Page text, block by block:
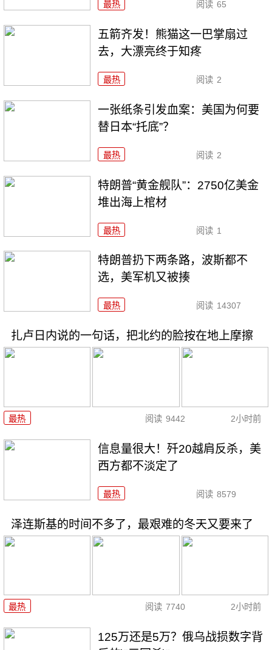
最热 阅读 65
五箭齐发！熊猫这一巴掌扇过
去，大漂亮终于知疼
最热 阅读 2
一张纸条引发血案：美国为何要
替日本“托底”？
最热 阅读 2
特朗普“黄金舰队”：2750亿美金
堆出海上棺材
最热 阅读 1
特朗普扔下两条路，波斯都不
选，美军机又被揍
最热 阅读 14307
扎卢日内说的一句话，把北约的脸按在地上摩擦
最热 阅读 9442 2小时前
信息量很大！歼20越肩反杀，美
西方都不淡定了
最热 阅读 8579
泽连斯基的时间不多了，最艰难的冬天又要来了
最热 阅读 7740 2小时前
125万还是5万？俄乌战损数字背